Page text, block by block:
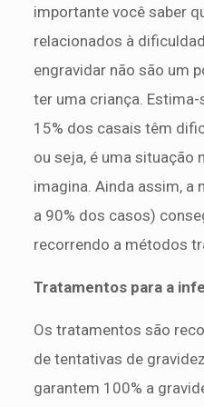
importante você saber
relacionados à
engravidar não são um
ter uma criança.
15% dos casais têm
ou seja, é uma situação
imagina. Ainda assim, a
a 90% dos casos)
recorrendo a métodos
Tratamentos para a
Os tratamentos são
de tentativas de
garantem 100% a